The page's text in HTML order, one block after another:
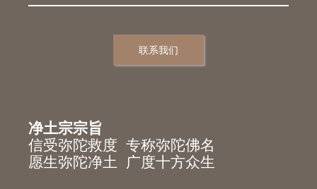
联系我们
净土宗宗旨
信受弥陀救度 专称弥陀佛名
愿生弥陀净土 广度十方众生